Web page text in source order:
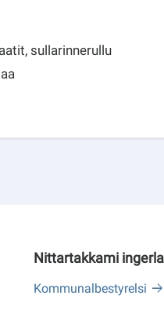
sullarinnerullu
Nittartakkami
Kommunalbestyrelsi